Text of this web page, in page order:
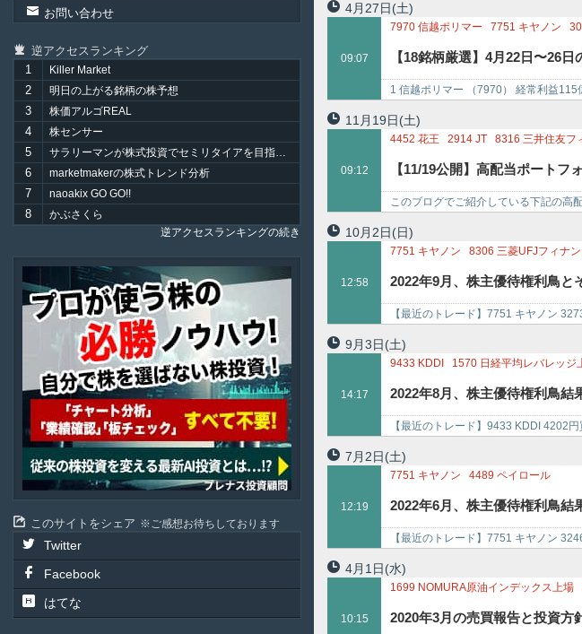
お問い合わせ
逆アクセスランキング
1
Killer Market
2 明日の上がる銘柄の株予想
3 株価アルゴREAL
4 株センサー
5 サラリーマンが株式投資でセミリタイアを目指してみました。
6 marketmakerの株式トレンド分析
7 naoakix GO GO!!
8
かぶさくら
逆アクセスランキングの続き
このサイトをシェア ご感想お待ちしております
Twitter
Facebook
はてな
4月27日(土)
09:07
7970 信越ポリマー 7751 キヤノン
キーエンス
9202
ANAホールディングス SBI
3778さくらインターネット 4661オ
【18銘柄厳選】4月22日〜26日
1 信越ポリマー （7970） 経常利益
11月19日(土)
09:12
4452 花王 2914 JT 8316 三井住友フ
武田薬品工業
【11/19公開】高配当ポートフ
このブログでご紹介している下記の
10月2日(日)
12:58
7751 キヤノン 8306 三菱UFJフィナ
東京日産コンピュータシステム
2022年9月、株主優待権利鳥と
【最近のトレード】7751 キヤノン
9月3日(土)
14:17
9433 KDDI 1570 日経平均レバレッジ
2022年8月、株主優待権利鳥結
【最近のトレード】9433 KDDI
7月2日(土)
12:19
7751 キヤノン 4489 ペイロール
2022年6月、株主優待権利鳥結
【最近のトレード】7751 キヤノン
4月1日(水)
10:15
1699 NOMURA原油インデックス上場
エイチ・アイ・エス マンダ
日本郵船
2020年3月の売買報告と投資方